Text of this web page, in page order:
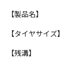
【製品名】
【タイヤサイズ】
【残溝】